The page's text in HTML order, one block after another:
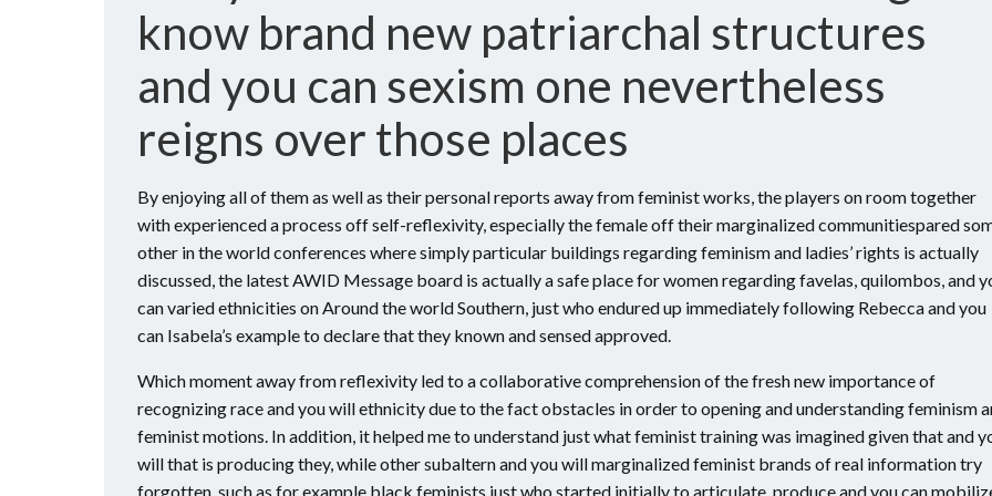
know brand new patriarchal structures
and you can sexism one nevertheless
reigns over those places
By enjoying all of them as well as their personal reports away from feminist works, the players on room together
with experienced a process off self-reflexivity, especially the female off their marginalized communitiespared
other in the world conferences where simply particular buildings regarding feminism and ladies’ rights is actually
discussed, the latest AWID Message board is actually a safe place for women regarding favelas, quilombos, and
can varied ethnicities on Around the world Southern, just who endured up immediately following Rebecca and you
can Isabela’s example to declare that they known and sensed approved.
Which moment away from reflexivity led to a collaborative comprehension of the fresh new importance of
recognizing race and you will ethnicity due to the fact obstacles in order to opening and understanding feminism
feminist motions. In addition, it helped me to understand just what feminist training was imagined given that and
will that is producing they, while other subaltern and you will marginalized feminist brands of real information try
forgotten, such as for example black feminists just who started initially to articulate, produce and you can